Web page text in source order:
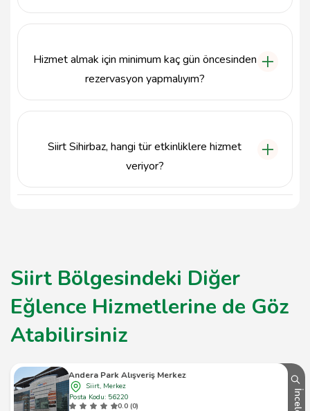
temsilcileri size yardımcı olacaktır.
Hizmet almak için minimum kaç gün öncesinden
rezervasyon yapmalıyım?
uygunluk durumunu öğrenebilirsiniz.
Siirt Sihirbaz, hangi tür etkinliklere hizmet
veriyor?
Siirt Sihirbaz, doğum günü partileri, düğünler,
Siirt Bölgesindeki Diğer
Eğlence Hizmetlerine de Göz
Atabilirsiniz
Andera Park Alışveriş Merkezi
Siirt, Merkez
Posta Kodu: 56220
0.0 (0)
İncele